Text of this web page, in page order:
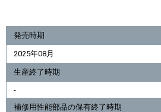
発売時期
2025年08月
生産終了時期
-
補修用性能部品の保有終了時期